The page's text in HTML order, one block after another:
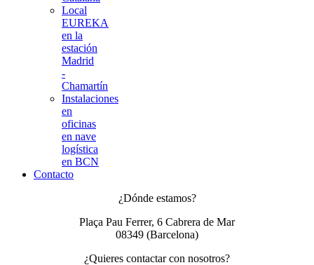
Local
EUREKA
en la
estación
Madrid
-
Chamartín
Instalaciones
en
oficinas
en nave
logística
en BCN
Contacto
¿Dónde estamos?
Plaça Pau Ferrer, 6 Cabrera de Mar
08349 (Barcelona)
¿Quieres contactar con nosotros?